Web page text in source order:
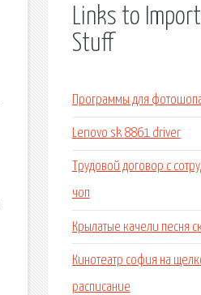
Links to
Stuff
Программы для
Lenovo sk 8861 driver
Трудовой договор с
чоп
Крылатые качели песня
Кинотеатр софия на
расписание